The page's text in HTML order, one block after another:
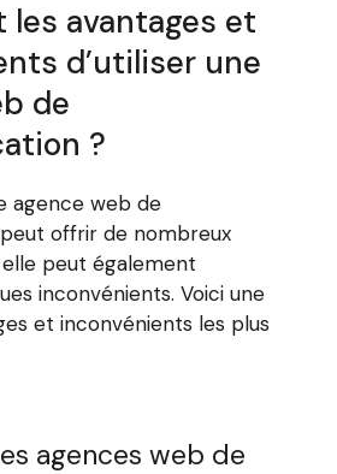
les avantages et
d’utiliser une
de
?
agence web de
offrir de nombreux
elle peut également
inconvénients. Voici une
et inconvénients les plus
agences web de